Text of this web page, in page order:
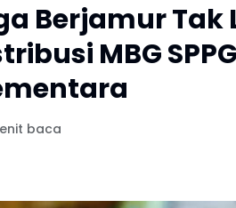
Berjamur Tak
MBG
baca